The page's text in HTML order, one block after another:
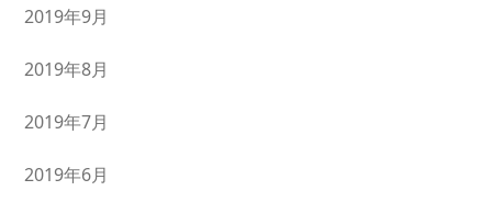
2019年9月
2019年8月
2019年7月
2019年6月